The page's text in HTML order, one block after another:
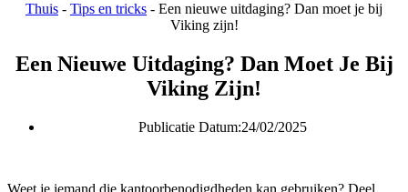
Thuis - Tips en tricks - Een nieuwe uitdaging? Dan moet je bij
Viking zijn!
Een Nieuwe Uitdaging? Dan Moet Je Bij
Viking Zijn!
Publicatie Datum:24/02/2025
Weet je iemand die kantoorbenodigdheden kan gebruiken? Deel